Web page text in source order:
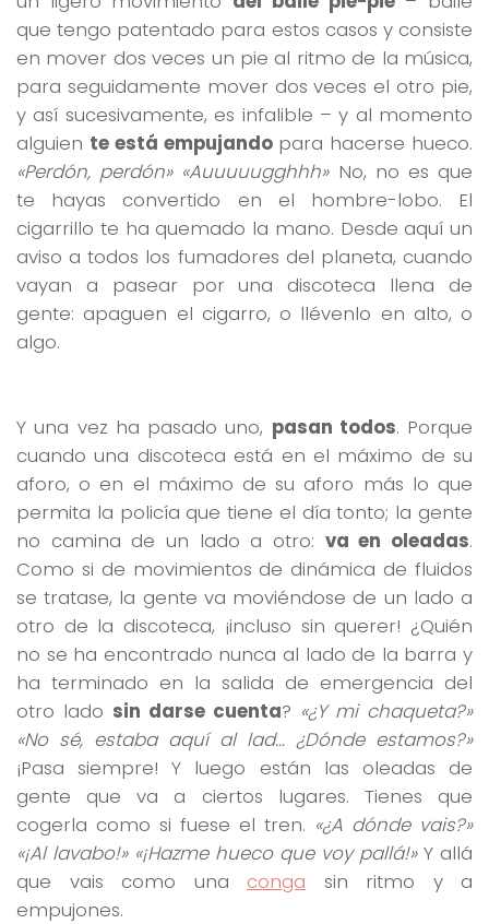
que tengo patentado para estos casos y consiste
en mover dos veces un pie al ritmo de la música,
para seguidamente mover dos veces el otro pie,
y así sucesivamente, es infalible – y al momento
alguien te está empujandopara hacerse hueco.
«Perdón, perdón» «Auuuuugghhh»No, no es que
te hayas convertido en el hombre-lobo. El
cigarrillo te ha quemado la mano. Desde aquí un
aviso a todos los fumadores del planeta, cuando
vayan a pasear por una discoteca llena de
gente: apaguen el cigarro, o llévenlo en alto, o
algo.
Y una vez ha pasado uno, pasan todos. Porque
cuando una discoteca está en el máximo de su
aforo, o en el máximo de su aforo más lo que
permita la policía que tiene el día tonto; la gente
no camina de un lado a otro: va en oleadas.
Como si de movimientos de dinámica de fluidos
se tratase, la gente va moviéndose de un lado a
otro de la discoteca, ¡incluso sin querer! ¿Quién
no se ha encontrado nunca al lado de la barra y
ha terminado en la salida de emergencia del
otro lado sin darse cuenta? «¿Y mi chaqueta?»
«No sé, estaba aquí al lad… ¿Dónde estamos?»
¡Pasa siempre! Y luego están las oleadas de
gente que va a ciertos lugares. Tienes que
cogerla como si fuese el tren. «¿A dónde vais?»
«¡Al lavabo!» «¡Hazme hueco que voy pallá!»Y allá
que vais como una conga sin ritmo y a
empujones.